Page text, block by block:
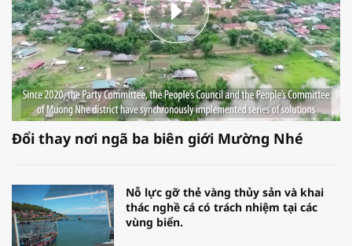
Đổi thay nơi ngã ba biên giới Mường Nhé
Nỗ lực gỡ thẻ vàng thủy sản và khai
thác nghề cá có trách nhiệm tại các
vùng biển.